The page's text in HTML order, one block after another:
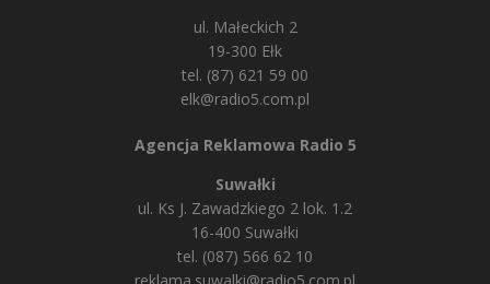
ul. Małeckich 2
19-300 Ełk
tel. (87) 621 59 00
elk@radio5.com.pl
Agencja Reklamowa Radio 5
Suwałki
ul. Ks J. Zawadzkiego 2 lok. 1.2
16-400 Suwałki
tel. (087) 566 62 10